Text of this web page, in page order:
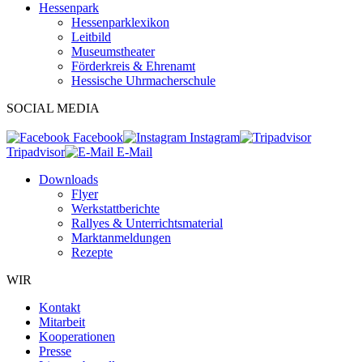
Hessenpark
Hessenparklexikon
Leitbild
Museumstheater
Förderkreis & Ehrenamt
Hessische Uhrmacherschule
SOCIAL MEDIA
Facebook
Instagram
Tripadvisor
E-Mail
Downloads
Flyer
Werkstattberichte
Rallyes & Unterrichtsmaterial
Marktanmeldungen
Rezepte
WIR
Kontakt
Mitarbeit
Kooperationen
Presse